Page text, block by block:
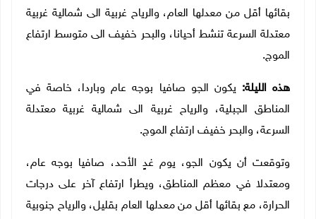
بقائها أقل من معدلها العام، والرياح غربية الى شمالية غربية
معتدلة السرعة تنشط أحيانا، والبحر خفيف الى متوسط ارتفاع
الموج.
هذه الليلة: يكون الجو صافيا بوجه عام وباردا، خاصة في
المناطق الجبلية، والرياح غربية الى شمالية غربية معتدلة
السرعة، والبحر خفيف ارتفاع الموج.
وتوقعت أن يكون الجو، يوم غدٍ الأحد، صافيا بوجه عام،
ومعتدلا في معظم المناطق، ويطرأ ارتفاع آخر على درجات
الحرارة، مع بقائها أقل من معدلها العام بقليل، والرياح جنوبية